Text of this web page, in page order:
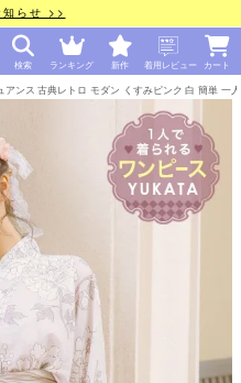
知らせ >>
検索 ランキング 新作 着用レビュー カート
ンス 古典レトロ モダン くすみピンク 白 簡単 一